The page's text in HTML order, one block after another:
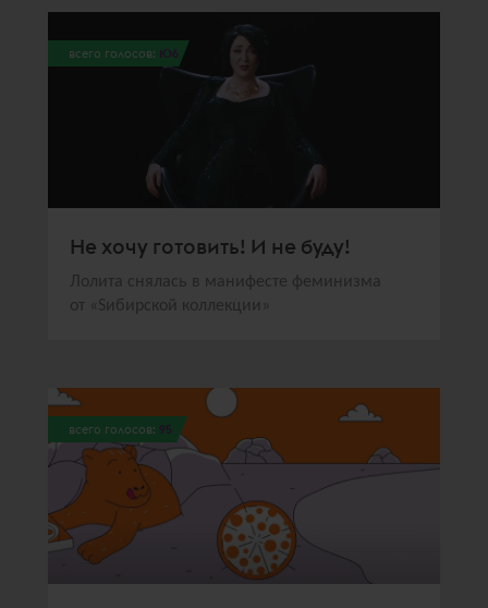
всего голосов: 106
Не хочу готовить! И не буду!
Лолита снялась в манифесте феминизма
от «Sибирской коллекции»
всего голосов: 95